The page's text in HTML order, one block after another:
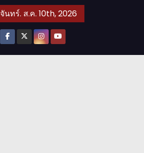
จันทร์. ส.ค. 10th, 2026